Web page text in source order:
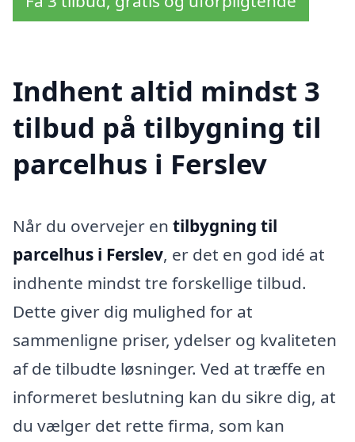
Indhent altid mindst 3
tilbud på tilbygning til
parcelhus i Ferslev
Når du overvejer en tilbygning til
parcelhus i Ferslev, er det en god idé at
indhente mindst tre forskellige tilbud.
Dette giver dig mulighed for at
sammenligne priser, ydelser og kvaliteten
af de tilbudte løsninger. Ved at træffe en
informeret beslutning kan du sikre dig, at
du vælger det rette firma, som kan